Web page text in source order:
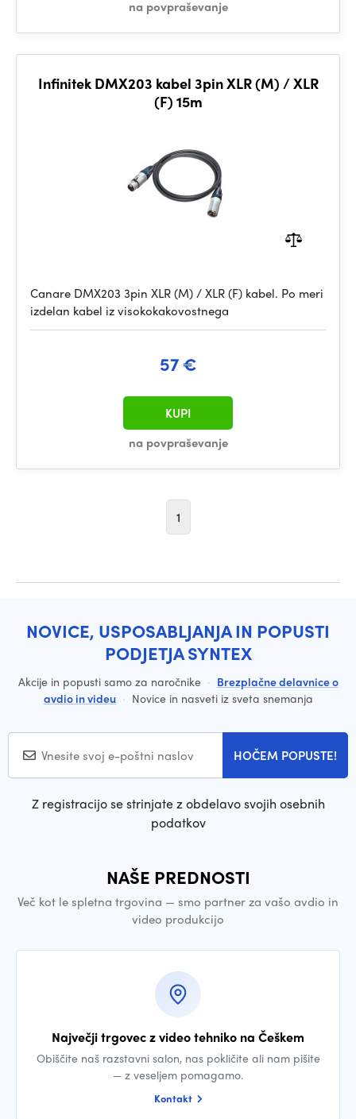
na povpraševanje
Infinitek DMX203 kabel 3pin XLR (M) / XLR
(F) 15m
Canare DMX203 3pin XLR (M) / XLR (F) kabel. Po meri
izdelan kabel iz visokokakovostnega
57 €
na povpraševanje
KUPI
1
NOVICE, USPOSABLJANJA IN POPUSTI
PODJETJA SYNTEX
Akcije in popusti samo za naročnike · Brezplačne delavnice o
avdio in videu · Novice in nasveti iz sveta snemanja
HOČEM POPUSTE!
Z registracijo se strinjate z obdelavo svojih osebnih
podatkov
NAŠE PREDNOSTI
Več kot le spletna trgovina — smo partner za vašo avdio in
video produkcijo
Največji trgovec z video tehniko na Češkem
Obiščite naš razstavni salon, nas pokličite ali nam pišite
— z veseljem pomagamo.
Kontakt